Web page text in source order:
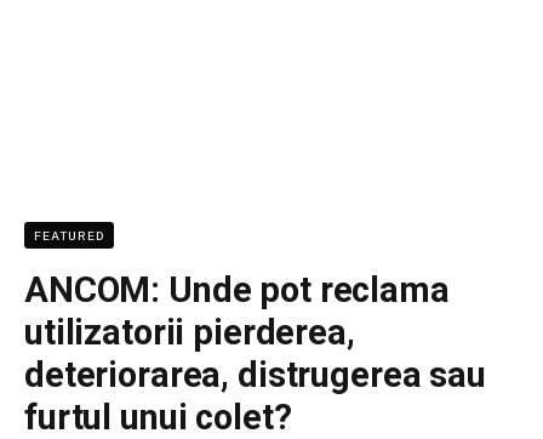
FEATURED
ANCOM: Unde pot reclama
utilizatorii pierderea,
deteriorarea, distrugerea sau
furtul unui colet?